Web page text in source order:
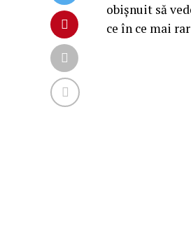
obișnuit să
ce în ce mai